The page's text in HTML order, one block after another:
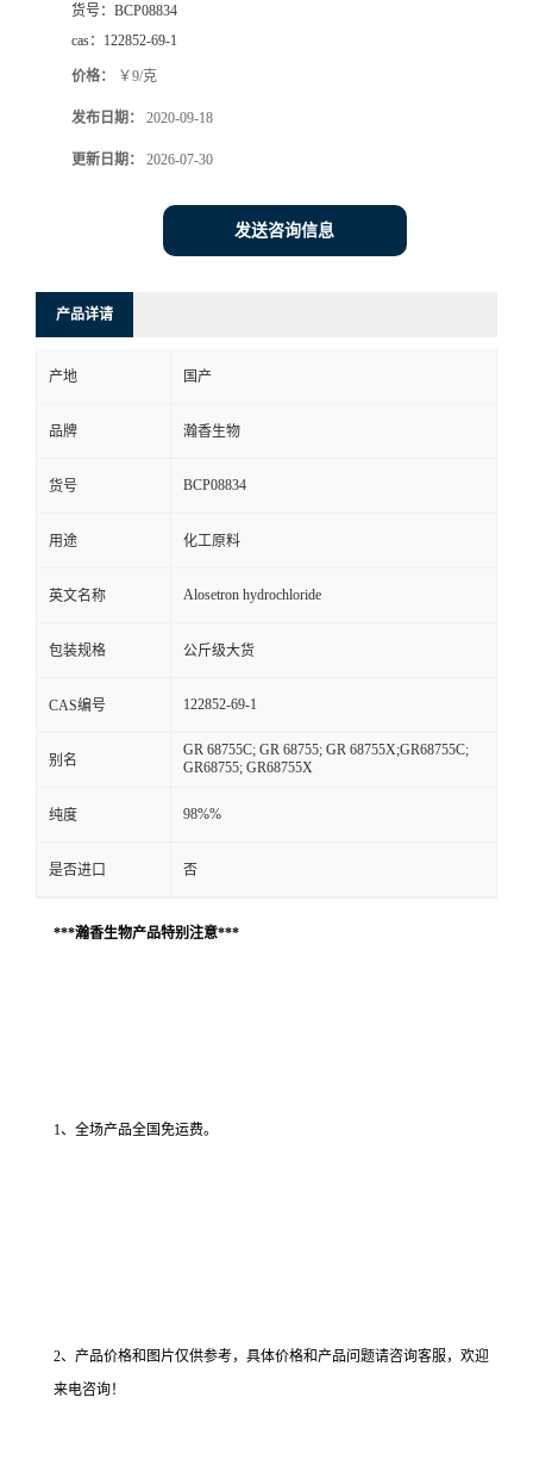
货号： BCP08834
cas： 122852-69-1
价格： ￥9/克
发布日期： 2020-09-18
更新日期： 2026-07-30
发送咨询信息
产品详请
产地 国产
品牌 瀚香生物
货号 BCP08834
用途 化工原料
英文名称 Alosetron hydrochloride
包装规格 公斤级大货
CAS编号 122852-69-1
别名
GR 68755C; GR 68755; GR 68755X;GR68755C;
GR68755; GR68755X
纯度 98%%
是否进口 否
***瀚香生物产品特别注意***
1、全场产品全国免运费。
2、产品价格和图片仅供参考，具体价格和产品问题请咨询客服，欢迎
来电咨询！